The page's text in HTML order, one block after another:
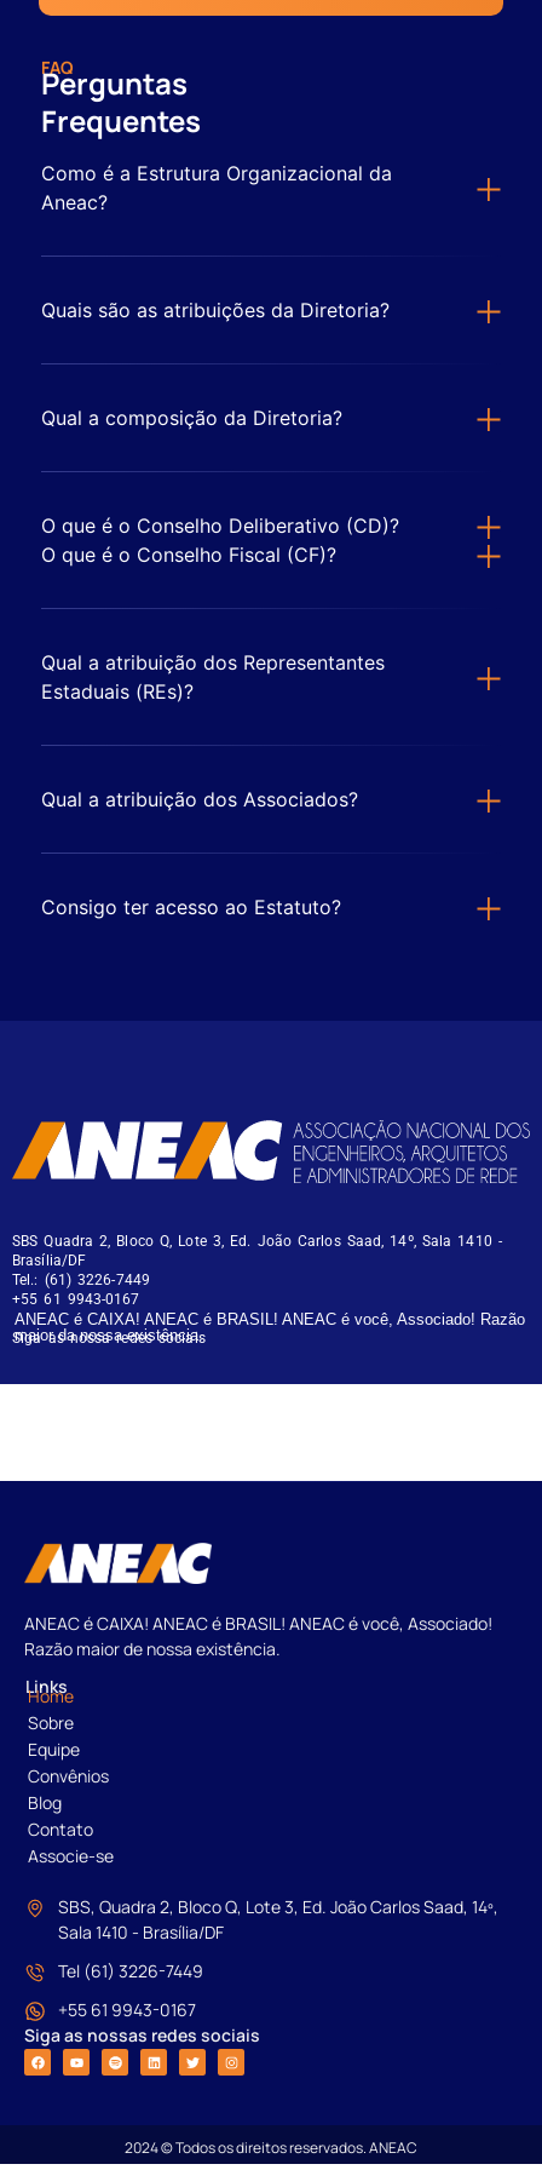
FAQ
Perguntas
Frequentes
Como é a Estrutura Organizacional da
Aneac?
Quais são as atribuições da Diretoria?
Qual a composição da Diretoria?
O que é o Conselho Deliberativo (CD)?
O que é o Conselho Fiscal (CF)?
Qual a atribuição dos Representantes
Estaduais (REs)?
Qual a atribuição dos Associados?
Consigo ter acesso ao Estatuto?
SBS Quadra 2, Bloco Q, Lote 3, Ed. João Carlos Saad, 14º, Sala 1410 -
Brasília/DF
Tel.: (61) 3226-7449
+55 61 9943-0167
Siga as nossa redes sociais
ANEAC é CAIXA! ANEAC é BRASIL! ANEAC é você, Associado! Razão
maior da nossa existência.
ANEAC é CAIXA! ANEAC é BRASIL! ANEAC é você, Associado!
Razão maior de nossa existência.
Links
Home
Sobre
Equipe
Convênios
Blog
Contato
Associe-se
SBS, Quadra 2, Bloco Q, Lote 3, Ed. João Carlos Saad, 14º,
Sala 1410 - Brasília/DF
Tel (61) 3226-7449
+55 61 9943-0167
Siga as nossas redes sociais
2024 © Todos os direitos reservados. ANEAC